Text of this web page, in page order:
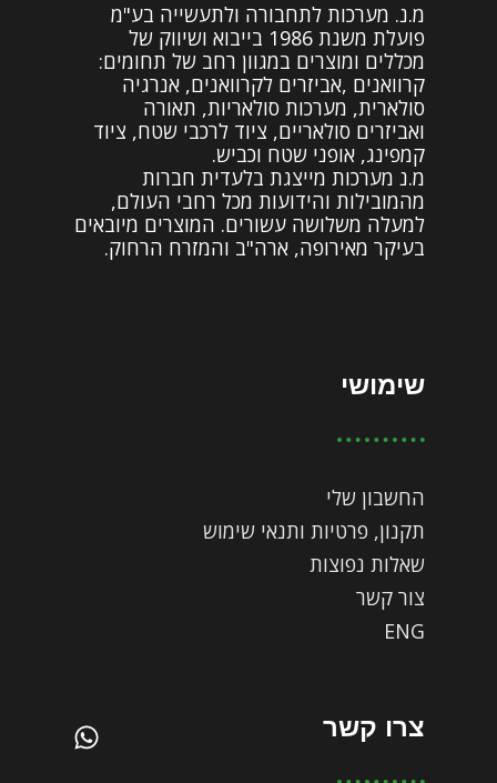
מ.נ. מערכות לתחבורה ולתעשייה בע"מ
פועלת משנת 1986 בייבוא ושיווק של
מכללים ומוצרים במגוון רחב של תחומים:
קרוואנים ,אביזרים לקרוואנים, אנרגיה
סולארית, מערכות סולאריות, תאורה
ואביזרים סולאריים, ציוד לרכבי שטח, ציוד
קמפינג, אופני שטח וכביש.
מ.נ מערכות מייצגת בלעדית חברות
מהמובילות והידועות מכל רחבי העולם,
למעלה משלושה עשורים. המוצרים מיובאים
בעיקר מאירופה, ארה"ב והמזרח הרחוק.
שימושי
החשבון שלי
תקנון, פרטיות ותנאי שימוש
שאלות נפוצות
צור קשר
ENG
צרו קשר